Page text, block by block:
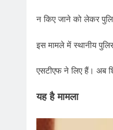
न किए जाने को लेकर
इस मामले में स्थानीय
एसटीएफ ने लिए हैं। अब
यह है मामला